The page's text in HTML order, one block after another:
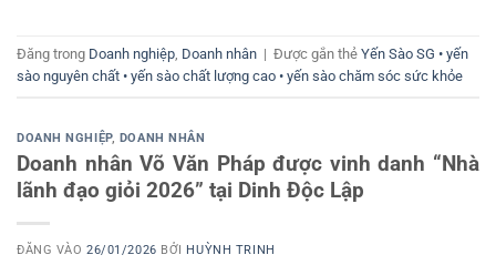
Đăng trong Doanh nghiệp, Doanh nhân | Được gắn thẻ Yến Sào SG • yến
sào nguyên chất • yến sào chất lượng cao • yến sào chăm sóc sức khỏe
DOANH NGHIỆP, DOANH NHÂN
Doanh nhân Võ Văn Pháp được vinh danh “Nhà
lãnh đạo giỏi 2026” tại Dinh Độc Lập
ĐĂNG VÀO26/01/2026 BỞI HUỲNH TRINH